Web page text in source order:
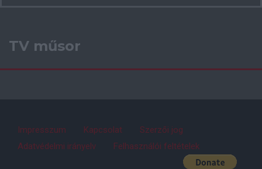
TV műsor
Impresszum Kapcsolat
Szerzői jog
Adatvédelmi irányelv
Felhasználói feltételek